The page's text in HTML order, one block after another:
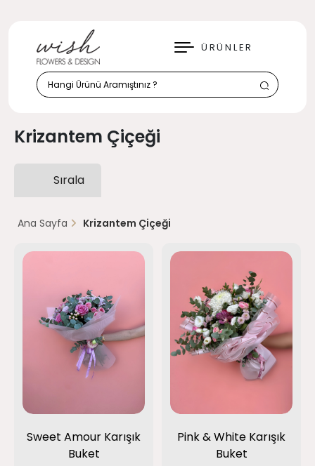
ÜRÜNLER
KAPAT
Krizantem Çiçeği
Sırala
Ana Sayfa Krizantem Çiçeği
Sweet Amour Karışık
Buket
Pink & White Karışık
Buket